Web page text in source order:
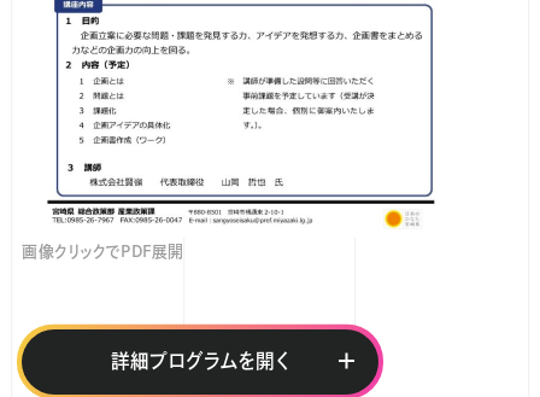
画像クリックでPDF展開
詳細プログラムを